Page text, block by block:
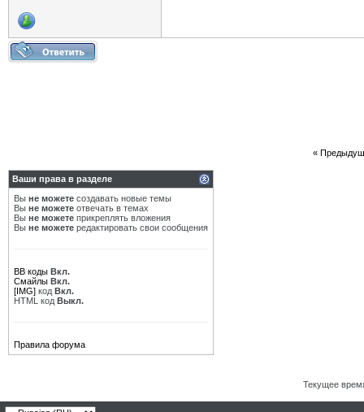
«
Ваши права в разделе
Вы не можете создавать новые темы
Вы не можете отвечать в темах
Вы не можете прикреплять вложения
Вы не можете редактировать свои сообщения
BB коды Вкл.
Смайлы Вкл.
[IMG] код Вкл.
HTML код Выкл.
Правила форума
Текущее